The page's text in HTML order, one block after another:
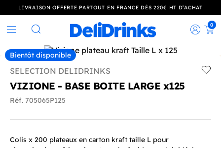
LIVRAISON OFFERTE PARTOUT EN FRANCE DÈS 220€ HT D’ACHAT
Rechercher
0
Bientôt disponible
SELECTION DELIDRINKS
VIZIONE - BASE BOITE LARGE x125
Réf. 705065P125
Colis x 200 plateaux en carton kraft taille L pour